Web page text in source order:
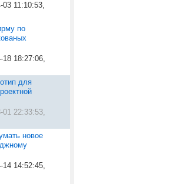
03 11:10:53,
по
18 18:27:06,
для
01 22:33:53,
новое
14 14:52:45,